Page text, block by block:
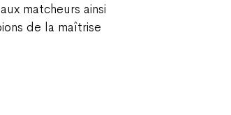
matcheurs ainsi
de la maîtrise